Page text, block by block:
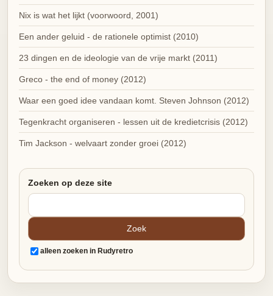
Nix is wat het lijkt (voorwoord, 2001)
Een ander geluid - de rationele optimist (2010)
23 dingen en de ideologie van de vrije markt (2011)
Greco - the end of money (2012)
Waar een goed idee vandaan komt. Steven Johnson (2012)
Tegenkracht organiseren - lessen uit de kredietcrisis (2012)
Tim Jackson - welvaart zonder groei (2012)
Zoeken op deze site
alleen zoeken in Rudyretro